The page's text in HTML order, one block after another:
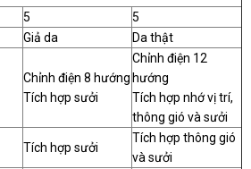
5
5
Giả da Da thật
Chỉnh điện 8 hướng
Tích hợp sưởi
Chỉnh điện 12
hướng
Tích hợp nhớ vị trí,
thông gió và sưởi
Tích hợp sưởi
Tích hợp thông gió
và sưởi